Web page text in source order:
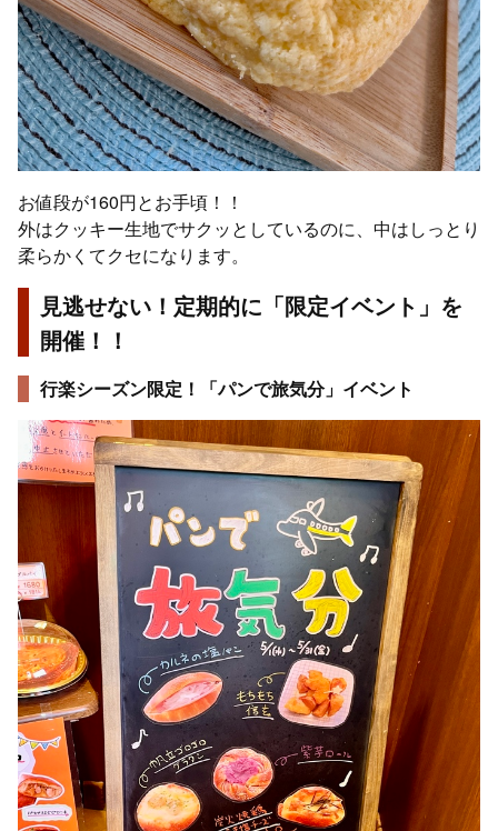
お値段が160円とお手頃！！
外はクッキー生地でサクッとしているのに、中はしっとり
柔らかくてクセになります。
見逃せない！定期的に「限定イベント」を
開催！！
行楽シーズン限定！「パンで旅気分」イベント